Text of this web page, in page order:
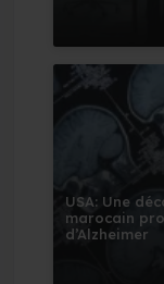
USA: Une
marocain
d’Alzheimer